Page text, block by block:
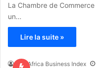
La Chambre de
un…
Lire la suite »
The Africa Business Index